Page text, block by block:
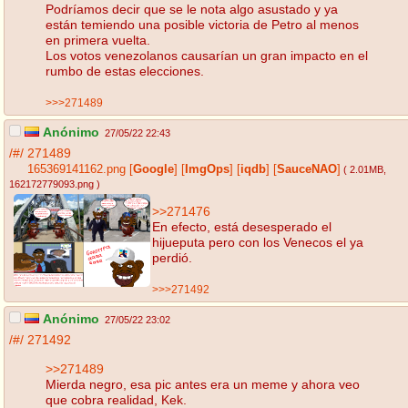
Podríamos decir que se le nota algo asustado y ya
están temiendo una posible victoria de Petro al menos
en primera vuelta.
Los votos venezolanos causarían un gran impacto en el
rumbo de estas elecciones.
>>>271489
Anónimo 27/05/22 22:43
/#/ 271489
165369141162.png Google ImgOps iqdb SauceNAO ( 2.01MB
162172779093.png )
>>271476
En efecto, está desesperado el
hijueputa pero con los Venecos el ya
perdió.
>>>271492
Anónimo 27/05/22 23:02
/#/ 271492
>>271489
Mierda negro, esa pic antes era un meme y ahora veo
que cobra realidad, Kek.